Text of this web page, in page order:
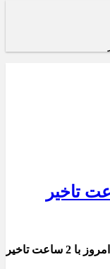
فرماندار شهرستان تبریز گفت: ادارات تبریز امروز با 2 ساعت تاخیر